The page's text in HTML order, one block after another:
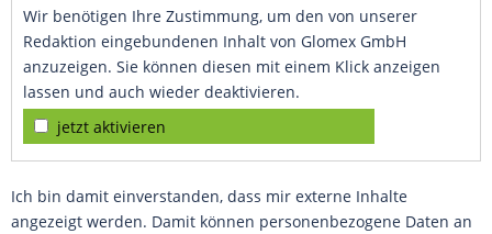
Wir benötigen Ihre Zustimmung, um den von unserer
Redaktion eingebundenen Inhalt von Glomex GmbH
anzuzeigen. Sie können diesen mit einem Klick anzeigen
lassen und auch wieder deaktivieren.
jetzt aktivieren
Ich bin damit einverstanden, dass mir externe Inhalte
angezeigt werden. Damit können personenbezogene Daten an